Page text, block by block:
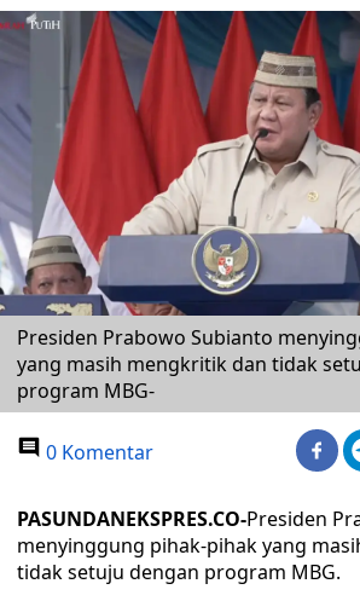
Presiden Prabowo Subianto
yang masih mengkritik dan tidak
program MBG-
0 Komentar
PASUNDANEKSPRES.CO-Presiden
menyinggung pihak-pihak yang
tidak setuju dengan program MBG.